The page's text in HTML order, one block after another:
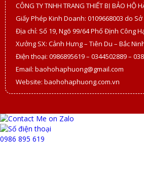
CÔNG TY TNHH TRANG THIẾT BỊ BẢO HỘ
Giấy Phép Kinh Doanh: 0109668003 do
Địa chỉ: Số 19, Ngõ 99/64 Phố Định Công
Xưởng SX: Cảnh Hưng – Tiên Du – Bắc
Điện thoại: 0986895619 – 0344502889 –
Email: baohohaphuong@gmail.com
Website: baohohaphuong.com.vn
0986 895 619